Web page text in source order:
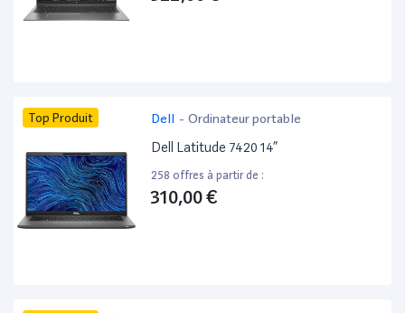
Top Produit Dell - Ordinateur portable
Dell Latitude 7420 14”
258 offres à partir de :
310,00 €